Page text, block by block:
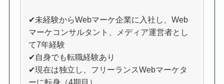
✔未経験からWebマーケ企業に入社し、Web
マーケコンサルタント、メディア運営者とし
て7年経験
✔自身でも転職経験あり
✔現在は独立し、フリーランスWebマーケタ